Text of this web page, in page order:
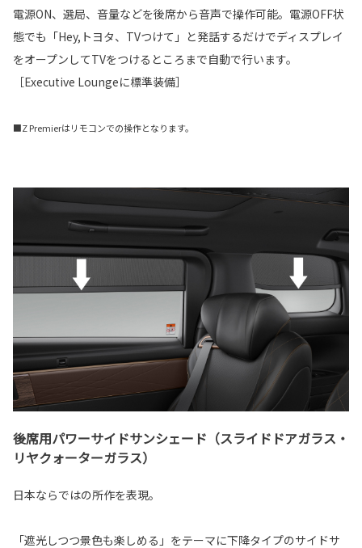
電源ON、選局、音量などを後席から音声で操作可能。電源OFF状
態でも「Hey,トヨタ、TVつけて」と発話するだけでディスプレイ
をオープンしてTVをつけるところまで自動で行います。
［Executive Loungeに標準装備］
■Z Premierはリモコンでの操作となります。
後席用パワーサイドサンシェード（スライドドアガラス・
リヤクォーターガラス）
日本ならではの所作を表現。
「遮光しつつ景色も楽しめる」をテーマに下降タイプのサイドサ